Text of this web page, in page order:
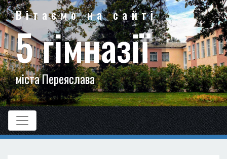
Вітаємо на сайті
5 гімназії
міста Переяслава